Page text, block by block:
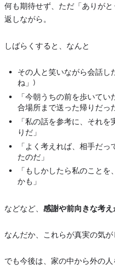
何も期待せず、ただ「ありが
返しながら。
しばらくすると、なんと
その人と笑いながら会話し
ね」)
「今朝うちの前を歩いて
合場所まで送った帰りだっ
「私の話を参考に、それ
りだ」
「よく考えれば、相手だ
たのだ」
「もしかしたら私のこと
かも」
などなど、 感謝や前向きな考え
なんだか、これらが真実の気が
でも今後は、家の中から外の